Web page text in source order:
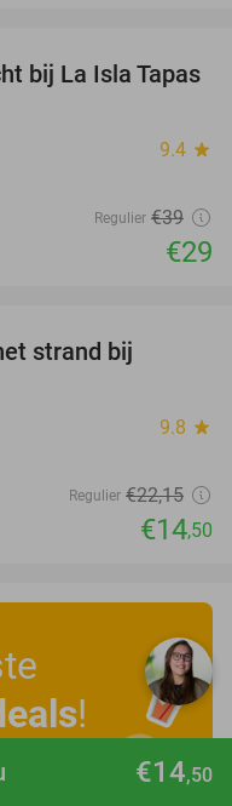
€14,50
26%
bij La Isla Tapas
9.4 star
Regulier €39
€29
strand bij
9.8 star
Regulier €22,15
€14,50
!